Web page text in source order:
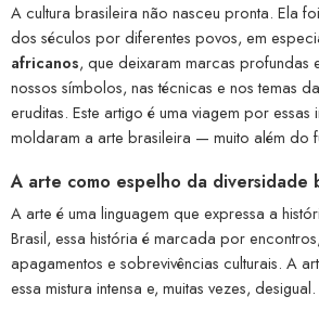
A cultura brasileira não nasceu pronta. Ela
dos séculos por diferentes povos, em
africanos, que deixaram marcas profundas
nossos símbolos, nas técnicas e nos temas
eruditas. Este artigo é uma viagem por essas
moldaram a arte brasileira — muito além do
A arte como espelho da diversidade
A arte é uma linguagem que expressa a
Brasil, essa história é marcada por
apagamentos e sobrevivências culturais. A
essa mistura intensa e, muitas vezes, desigual.